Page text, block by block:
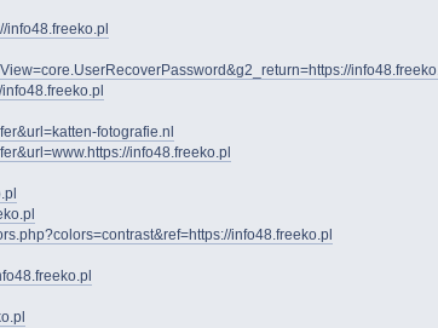
info48.freeko.pl
fotografie.nl
info48.freeko.pl
info48.freeko.pl